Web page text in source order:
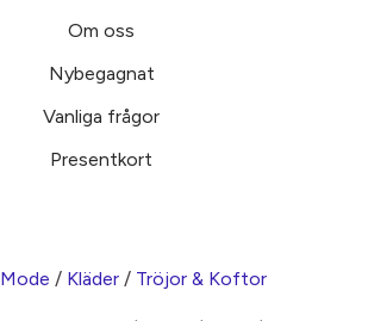
Om oss
Nybegagnat
Vanliga frågor
Presentkort
Mode / Kläder / Tröjor & Koftor